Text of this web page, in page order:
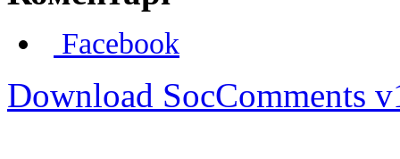
Facebook
Download SocComments